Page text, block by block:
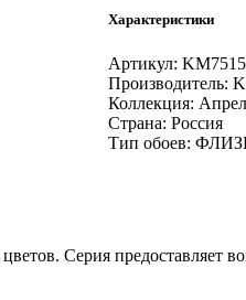
Апрель
зеленый
Характеристики
Артикул: KM7515
Производитель:
Коллекция:
Страна: Россия
Тип обоев:
Серия предоставляет